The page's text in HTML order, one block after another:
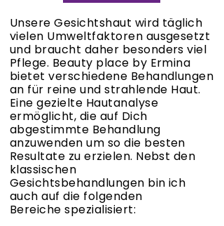
Unsere Gesichtshaut wird täglich
vielen Umweltfaktoren ausgesetzt
und braucht daher besonders viel
Pflege. Beauty place by Ermina
bietet verschiedene Behandlungen
an für reine und strahlende Haut.
Eine gezielte Hautanalyse
ermöglicht, die auf Dich
abgestimmte Behandlung
anzuwenden um so die besten
Resultate zu erzielen. Nebst den
klassischen
Gesichtsbehandlungen bin ich
auch auf die folgenden
Bereichespezialisiert: